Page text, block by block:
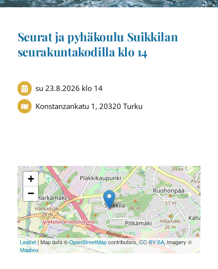
Seurat ja pyhäkoulu Suikkilan
seurakuntakodilla klo 14
su 23.8.2026 klo 14
Konstanzankatu 1, 20320 Turku
+
−
Leaflet| Map data ©OpenStreetMapcontributors,CC-BY-SA, Imagery ©
Mapbox